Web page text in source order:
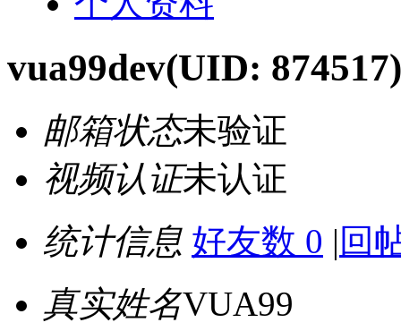
vua99dev(UID: 874517)
邮箱状态未验证
视频认证未认证
统计信息 好友数 0 | 回
真实姓名VUA99